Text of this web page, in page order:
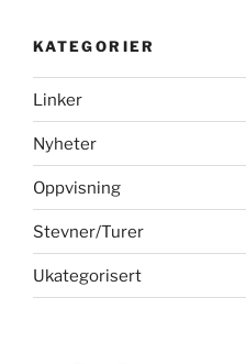
KATEGORIER
Linker
Nyheter
Oppvisning
Stevner/Turer
Ukategorisert